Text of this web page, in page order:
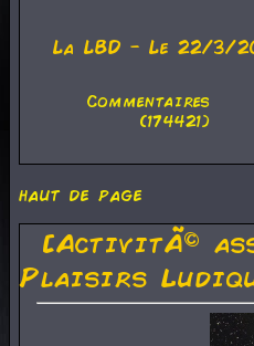
La LBD - Le 22/3/
Commentaires
(174421)
haut de page
[ActivitÃ©
Plaisirs